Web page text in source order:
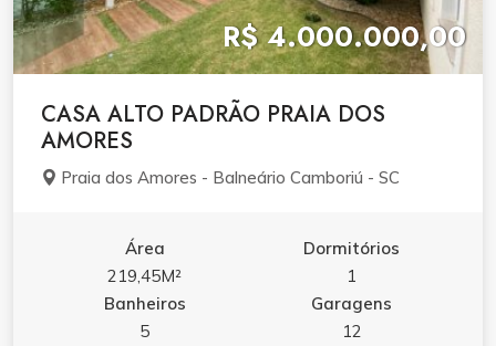
R$ 4.000.000,00
CASA ALTO PADRÃO PRAIA DOS
AMORES
Praia dos Amores - Balneário Camboriú - SC
Área
219,45M²
Dormitórios
1
Banheiros
5
Garagens
12